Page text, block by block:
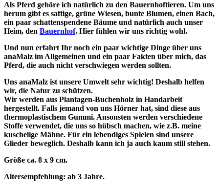
Als Pferd gehöre ich natürlich zu den Bauernhoftieren. Um uns
herum gibt es saftige, grüne Wiesen, bunte Blumen, einen Bach,
ein paar schattenspendene Bäume und natürlich auch unser
Heim, den Bauernhof. Hier fühlen wir uns richtig wohl.
Und nun erfahrt Ihr noch ein paar wichtige Dinge über uns
anaMalz im Allgemeinen und ein paar Fakten über mich, das
Pferd, die auch nicht verschwiegen werden sollten.
Uns anaMalz ist unsere Umwelt sehr wichtig! Deshalb helfen
wir, die Natur zu schützen.
Wir werden aus Plantagen-Buchenholz in Handarbeit
hergestellt. Falls jemand von uns Hörner hat, sind diese aus
thermoplastischem Gummi. Ansonsten werden verschiedene
Stoffe verwendet, die uns so hübsch machen, wie z.B. meine
kuschelige Mähne. Für ein lebendiges Spielen sind unsere
Glieder beweglich. Deshalb kann ich ja auch kaum still stehen.
Größe ca. 8 x 9 cm.
Altersempfehlung: ab 3 Jahre.